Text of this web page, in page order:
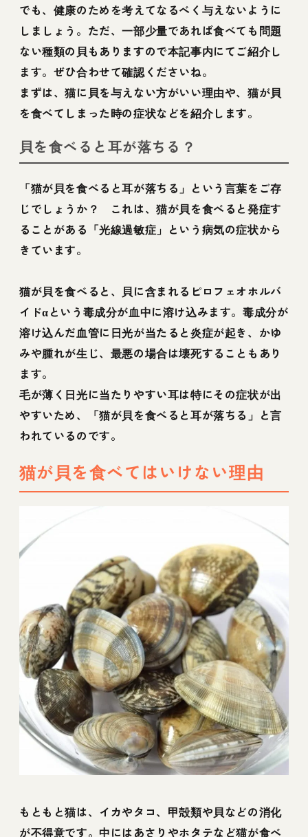
でも、健康のためを考えてなるべく与えないように
しましょう。ただ、一部少量であれば食べても問題
ない種類の貝もありますので本記事内にてご紹介し
ます。ぜひ合わせて確認くださいね。
まずは、猫に貝を与えない方がいい理由や、猫が貝
を食べてしまった時の症状などを紹介します。
貝を食べると耳が落ちる？
「猫が貝を食べると耳が落ちる」という言葉をご存
じでしょうか？ これは、猫が貝を食べると発症す
ることがある「光線過敏症」という病気の症状から
きています。
猫が貝を食べると、貝に含まれるピロフェオホルバ
イドαという毒成分が血中に溶け込みます。毒成分が
溶け込んだ血管に日光が当たると炎症が起き、かゆ
みや腫れが生じ、最悪の場合は壊死することもあり
ます。
毛が薄く日光に当たりやすい耳は特にその症状が出
やすいため、「猫が貝を食べると耳が落ちる」と言
われているのです。
猫が貝を食べてはいけない理由
もともと猫は、イカやタコ、甲殻類や貝などの消化
が不得意です。中にはあさりやホタテなど猫が食べ